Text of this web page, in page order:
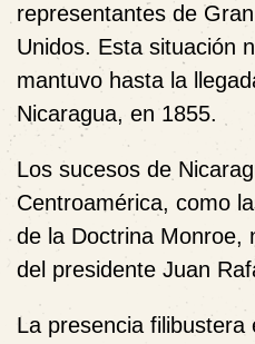
representantes de
Unidos. Esta situación
mantuvo hasta la
Nicaragua, en 1855.
Los sucesos de
Centroamérica, como
de la Doctrina Monroe,
del presidente Juan
La presencia